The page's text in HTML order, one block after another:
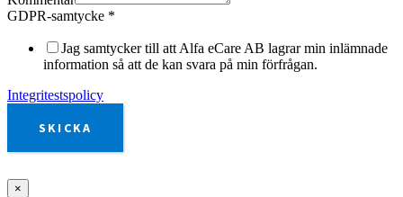
GDPR-samtycke *
Jag samtycker till att Alfa eCare AB lagrar min inlämnade
information så att de kan svara på min förfrågan.
Integritestspolicy
SKICKA
×